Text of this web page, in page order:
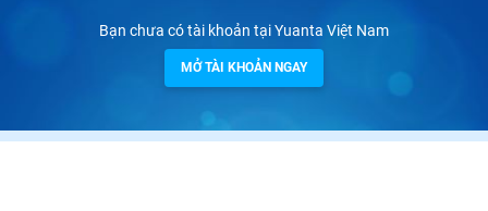
Bạn chưa có tài khoản tại Yuanta Việt Nam
MỞ TÀI KHOẢN NGAY